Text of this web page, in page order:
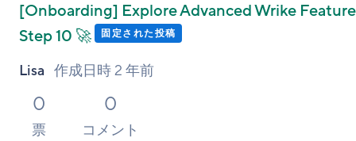
[Onboarding] Explore Advanced Wrike
Step 10 🚀
固定された投稿
Lisa 作成日時2 年前
0
票
0
コメント